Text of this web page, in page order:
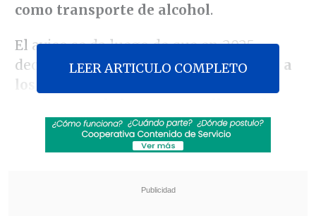
como transporte de alcohol.
El aviso se da luego de que en 2025
decenas de fanáticos intentaran subir a
los vagones con tarros con ruedas,
latas de cerveza, como "provisiones"
para los tres días del evento.
LEER ARTICULO COMPLETO